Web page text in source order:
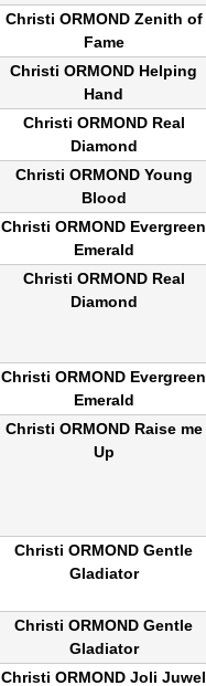
Christi ORMOND Zenith of
Fame
Christi ORMOND Helping
Hand
Christi ORMOND Real
Diamond
Christi ORMOND Young
Blood
Christi ORMOND Evergreen
Emerald
Christi ORMOND Real
Diamond
Christi ORMOND Evergreen
Emerald
Christi ORMOND Raise me
Up
Christi ORMOND Gentle
Gladiator
Christi ORMOND Gentle
Gladiator
Christi ORMOND Joli Juwel